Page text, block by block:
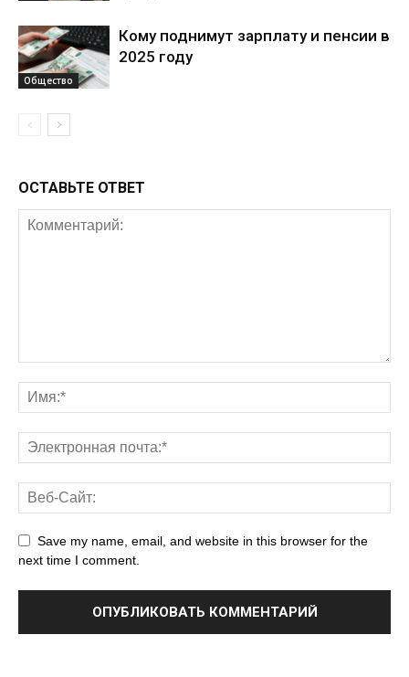
Общество
Кому поднимут зарплату и пенсии в
2025 году
ОСТАВЬТЕ ОТВЕТ
Save my name, email, and website in this browser for the
next time I comment.